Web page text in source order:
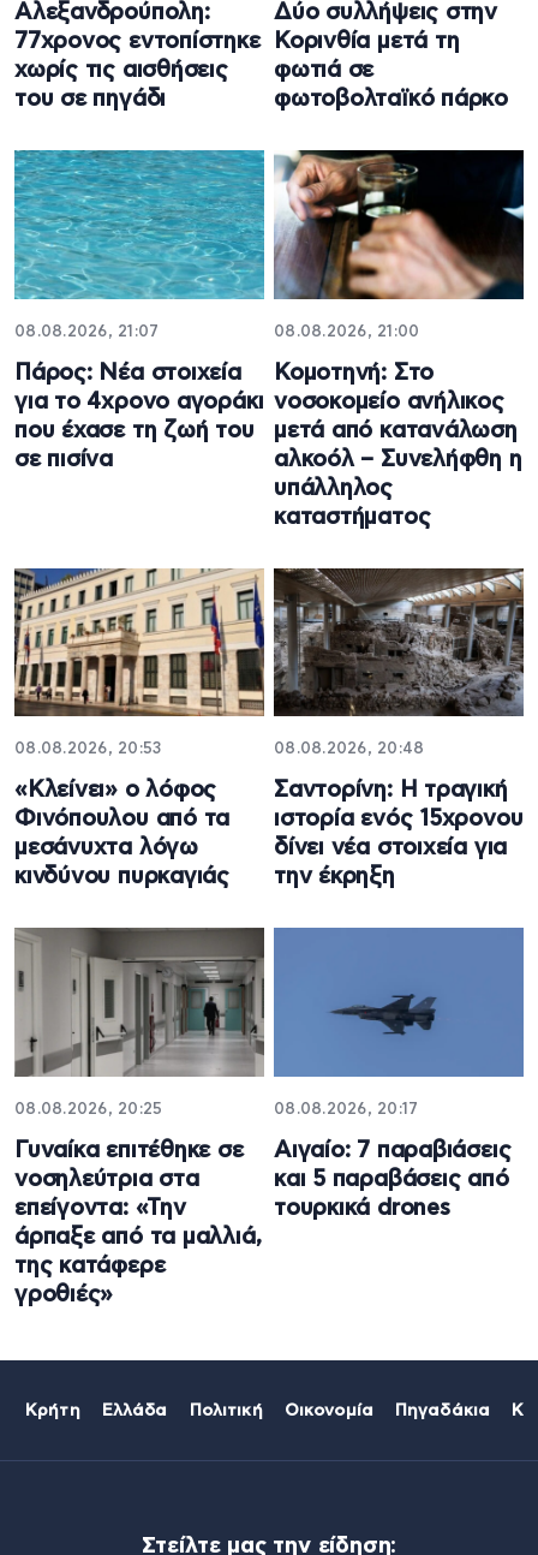
Αλεξανδρούπολη:
77χρονος εντοπίστηκε
χωρίς τις αισθήσεις
του σε πηγάδι
Δύο συλλήψεις στην
Κορινθία μετά τη
φωτιά σε
φωτοβολταϊκό πάρκο
08.08.2026, 21:07
Πάρος: Νέα στοιχεία
για το 4χρονο αγοράκι
που έχασε τη ζωή του
σε πισίνα
08.08.2026, 21:00
Κομοτηνή: Στο
νοσοκομείο ανήλικος
μετά από κατανάλωση
αλκοόλ – Συνελήφθη η
υπάλληλος
καταστήματος
08.08.2026, 20:53
«Κλείνει» ο λόφος
Φινόπουλου από τα
μεσάνυχτα λόγω
κινδύνου πυρκαγιάς
08.08.2026, 20:48
Σαντορίνη: Η τραγική
ιστορία ενός 15χρονου
δίνει νέα στοιχεία για
την έκρηξη
08.08.2026, 20:25
Γυναίκα επιτέθηκε σε
νοσηλεύτρια στα
επείγοντα: «Την
άρπαξε από τα μαλλιά,
της κατάφερε
γροθιές»
08.08.2026, 20:17
Αιγαίο: 7 παραβιάσεις
και 5 παραβάσεις από
τουρκικά drones
Κρήτη Ελλάδα Πολιτική Οικονομία Πηγαδάκια
Στείλτε μας την είδηση: